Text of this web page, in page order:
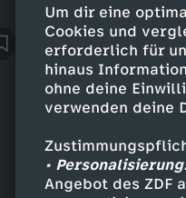
Um dir eine
Cookies und
erforderlich für
hinaus
ohne deine
verwenden deine
•
Angebot des ZDF
verraten sie
NACHMACHEN